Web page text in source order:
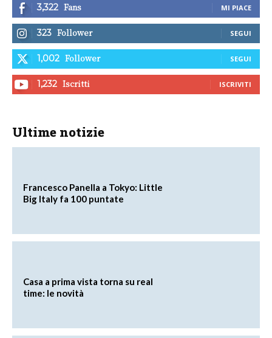
3,322 Fans MI PIACE
323 Follower SEGUI
1,002 Follower SEGUI
1,232 Iscritti ISCRIVITI
Ultime notizie
Francesco Panella a Tokyo: Little
Big Italy fa 100 puntate
Casa a prima vista torna su real
time: le novità